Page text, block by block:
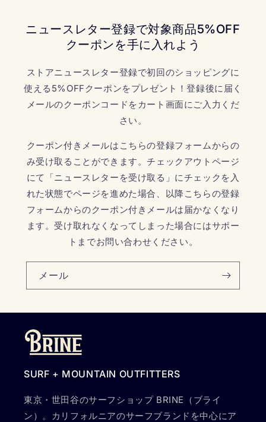
ニュースレター登録で対象商品5%OFF
クーポンを手に入れよう
ストアニュースレター登録で初回のショッピングに
使える5%OFFクーポンをプレゼント！登録後に届く
メールのクーポンコードをカート画面にご入力くだ
さい。
クーポン付きメールはこちらの登録フォームからの
み受け取ることができます。チェックアウトページ
にて「ニュースレターを受け取る」にチェックを入
れた状態でページを進めた場合、以降こちらの登録
フォームからのクーポン付きメールは届かなくなり
ます。受け取れなくなってしまった場合にはサポー
トまでお問い合わせください。
メール
SURF + MOUNTAIN OUTFITTERS
東京・世田谷のサーフショップ BRINE（ブライ
ン）。カリフォルニアのサーフブランドを中心にア